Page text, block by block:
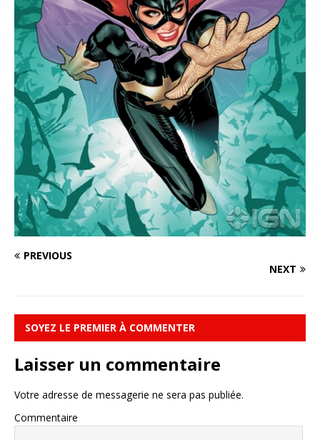
PREVIOUS
NEXT
SOYEZ LE PREMIER À COMMENTER
Laisser un commentaire
Votre adresse de messagerie ne sera pas publiée.
Commentaire